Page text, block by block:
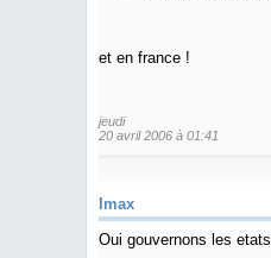
et en france !
jeudi
20 avril 2006 à 01:41
Imax
Oui gouvernons les